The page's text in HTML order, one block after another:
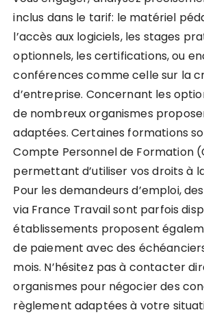
inclus dans le tarif: le matériel
l’accès aux logiciels, les stages
optionnels, les certifications, ou
conférences comme celle sur la
d’entreprise. Concernant les
de nombreux organismes
adaptées. Certaines formations
Compte Personnel de Formation
permettant d’utiliser vos droits à
Pour les demandeurs d’emploi,
via France Travail sont parfois
établissements proposent
de paiement avec des
mois. N’hésitez pas à contacter
organismes pour négocier des
règlement adaptées à votre